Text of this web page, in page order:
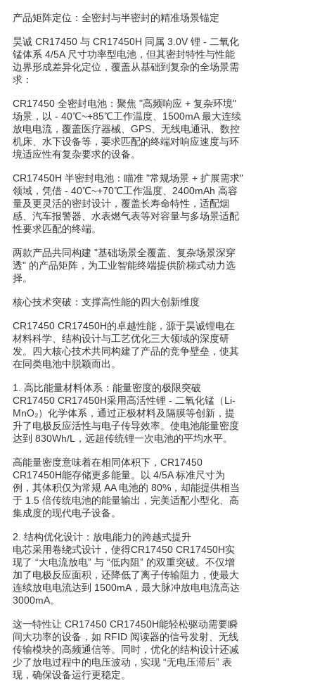
产品矩阵定位：全密封与半密封的精准场景锚定
昊诚 CR17450 与 CR17450H 同属 3.0V 锂 - 二氧化
锰体系 4/5A 尺寸功率型电池，但其密封特性与性能
边界形成差异化定位，覆盖从基础到复杂的全场景需
求：
CR17450 全密封电池：聚焦 "高频响应 + 复杂环境"
场景，以 - 40℃~+85℃工作温度、1500mA 最大连续
放电电流，覆盖医疗器械、GPS、无线电通讯、数控
机床、水下设备等，要求匹配的终端对响应速度与环
境适应性有复杂要求的设备。
CR17450H 半密封电池：瞄准 "常规场景 + 扩展需求"
领域，凭借 - 40℃~+70℃工作温度、2400mAh 高容
量及更灵活的密封设计，覆盖长寿命特性，适配烟
感、汽车报警器、水表燃气表等对容量与多场景适配
性要求匹配的终端。
两款产品共同构建 "基础场景全覆盖、复杂场景深穿
透" 的产品矩阵，为工业智能终端提供阶梯式动力选
择。
核心技术突破：支撑高性能的四大创新维度
CR17450 CR17450H的卓越性能，源于昊诚锂电在
材料科学、结构设计与工艺优化三大领域的深度研
发。四大核心技术共同构建了产品的竞争壁垒，使其
在同类电池中脱颖而出。
1. 高比能量材料体系：能量密度的极限突破
CR17450 CR17450H采用高活性锂 - 二氧化锰（Li-
MnO₂）化学体系，通过正极材料及隔膜等创新，提
升了电极反应活性与电子传导效率。使电池能量密度
达到 830Wh/L，远超传统锂一次电池的平均水平。
高能量密度意味着在相同体积下，CR17450
CR17450H能存储更多能量。以 4/5A 标准尺寸为
例，其体积仅为常规 AA 电池的 80%，却能提供相当
于 1.5 倍传统电池的能量输出，完美适配小型化、高
集成度的现代电子设备。
2. 结构优化设计：放电能力的跨越式提升
电芯采用卷绕式设计，使得CR17450 CR17450H实
现了 “大电流放电” 与 “低内阻” 的双重突破。不仅增
加了电极反应面积，还降低了离子传输阻力，使最大
连续放电电流达到 1500mA，最大脉冲放电电流高达
3000mA。
这一特性让 CR17450 CR17450H能轻松驱动需要瞬
间大功率的设备，如 RFID 阅读器的信号发射、无线
传输模块的高频通信等。同时，优化的结构设计还减
少了放电过程中的电压波动，实现 “无电压滞后” 表
现，确保设备运行更稳定。